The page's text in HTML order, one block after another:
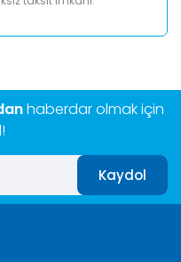
haberdar olmak için
Kaydol